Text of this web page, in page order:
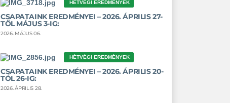
HÉTVÉGI EREDMÉNYEK
CSAPATAINK EREDMÉNYEI – 2026. ÁPRILIS 27-
TŐL MÁJUS 3-IG:
2026. MÁJUS 06.
HÉTVÉGI EREDMÉNYEK
CSAPATAINK EREDMÉNYEI – 2026. ÁPRILIS 20-
TÓL 26-IG:
2026. ÁPRILIS 28.